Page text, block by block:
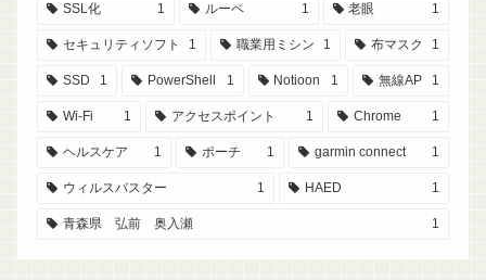
SSL化 1 ルーペ 1 老眼 1
セキュリティソフト 1 職業用ミシン 1 布マスク 1
SSD 1 PowerShell 1 Notioon 1 無線AP 1
Wi-Fi 1 アクセスポイント 1 Chrome 1
ヘルスケア 1 ポーチ 1 garmin connect 1
ウィルスバスター 1 HAED 1
青森県 弘前 奥入瀬 1